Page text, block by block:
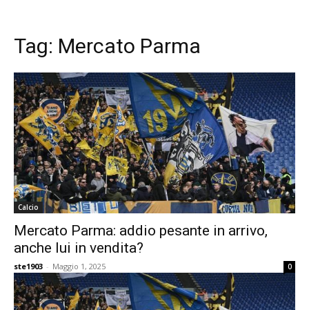
Tag: Mercato Parma
Calcio
Mercato Parma: addio pesante in arrivo,
anche lui in vendita?
ste1903 - Maggio 1, 2025 0